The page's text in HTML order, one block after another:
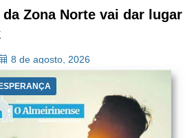
Zona Norte vai dar lugar
8 de agosto, 2026